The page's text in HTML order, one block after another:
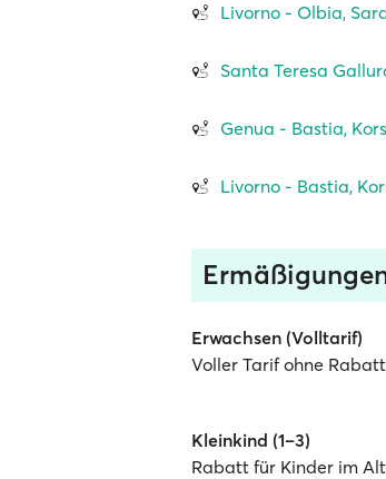
Livorno - Olbia,
Santa Teresa
Genua - Bastia,
Livorno - Bastia,
Erwachsen (Volltarif)
Voller Tarif ohne Rabatt
Kleinkind (1–3)
Rabatt für Kinder im